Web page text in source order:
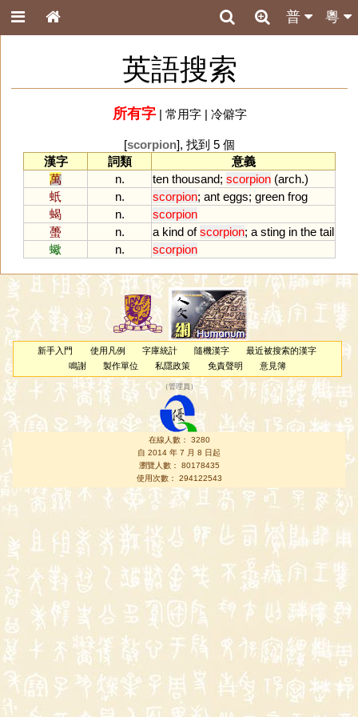
粵
普
英語搜索
所有字| 常用字| 冷僻字
[scorpion], 找到 5 個
漢字
詞類
意義
萬
n. ten thousand; scorpion (arch.)
蚔
n. scorpion; ant eggs; green frog
蝎
n.
scorpion
蠆
n. a kind of scorpion; a sting in the tail
蠍
n. scorpion
新手入門 使用凡例 字庫統計 隨機漢字
最近被搜索的漢字
鳴謝
製作單位 私隱政策 免責聲明 意見簿
（管理員 ）
在線人數： 3280
自 2014 年 7 月 8 日起
瀏覽人數： 80178435
使用次數： 294122543